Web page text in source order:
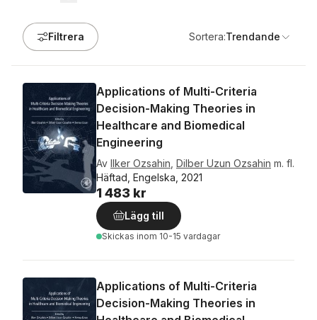
Filtrera Sortera:Trendande
Applications of Multi-Criteria
Decision-Making Theories in
Healthcare and Biomedical
Engineering
Av Ilker Ozsahin Dilber Uzun Ozsahin m. fl.
Häftad, Engelska, 2021
1 483 kr
Lägg till
Skickas inom 10-15 vardagar
Applications of Multi-Criteria
Decision-Making Theories in